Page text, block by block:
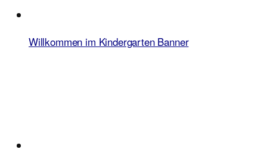
Willkommen im Kindergarten Banner